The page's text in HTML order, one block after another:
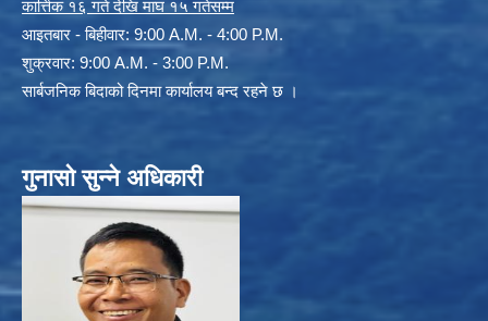
कार्त्तिक १६ गते देखि माघ १५ गतेसम्म
आइतबार - बिहीवार: 9:00 A.M. - 4:00 P.M.
शुक्रवार: 9:00 A.M. - 3:00 P.M.
सार्बजनिक बिदाको दिनमा कार्यालय बन्द रहने छ ।
गुनासो सुन्ने अधिकारी